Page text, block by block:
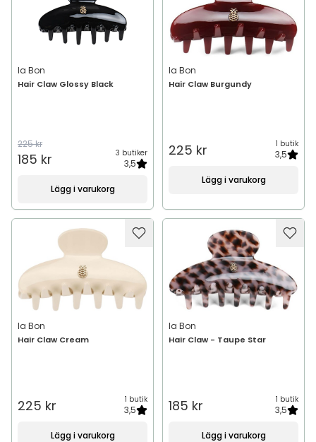
Ia Bon
Hair Claw Glossy Black
225 kr
185 kr 3 butiker
3,5
Lägg i varukorg
Ia Bon
Hair Claw Burgundy
225 kr 1 butik
3,5
Lägg i varukorg
Ia Bon
Hair Claw Cream
225 kr 1 butik
3,5
Lägg i varukorg
Ia Bon
Hair Claw - Taupe Star
185 kr 1 butik
3,5
Lägg i varukorg